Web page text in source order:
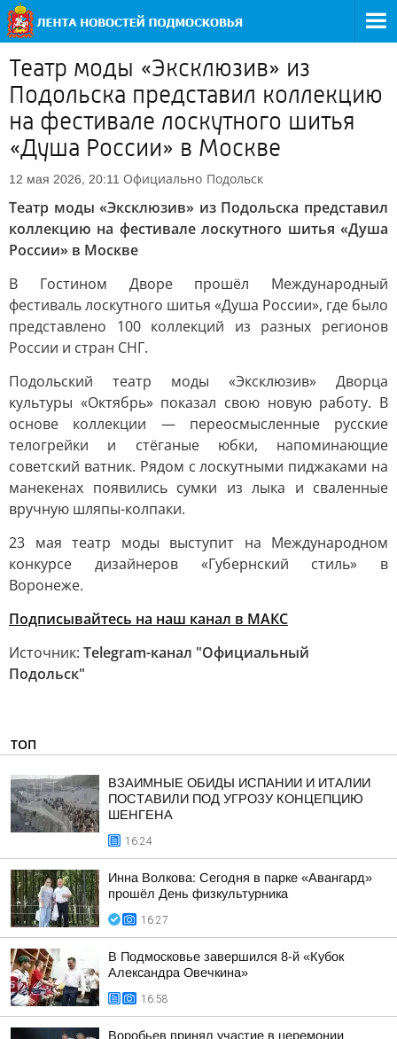
Театр моды «Эксклюзив» из
Подольска представил коллекцию
на фестивале лоскутного шитья
«Душа России» в Москве
12 мая 2026, 20:11 Официально Подольск
Театр моды «Эксклюзив» из Подольска представил
коллекцию на фестивале лоскутного шитья «Душа
России» в Москве
В Гостином Дворе прошёл Международный
фестиваль лоскутного шитья «Душа России», где было
представлено 100 коллекций из разных регионов
России и стран СНГ.
Подольский театр моды «Эксклюзив» Дворца
культуры «Октябрь» показал свою новую работу. В
основе коллекции — переосмысленные русские
телогрейки и стёганые юбки, напоминающие
советский ватник. Рядом с лоскутными пиджаками на
манекенах появились сумки из лыка и сваленные
вручную шляпы-колпаки.
23 мая театр моды выступит на Международном
конкурсе дизайнеров «Губернский стиль» в
Воронеже.
Подписывайтесь на наш канал в МАКС
Источник: Telegram-канал "Официальный
Подольск"
ТОП
ВЗАИМНЫЕ ОБИДЫ ИСПАНИИ И ИТАЛИИ
ПОСТАВИЛИ ПОД УГРОЗУ КОНЦЕПЦИЮ
ШЕНГЕНА
16:24
Инна Волкова: Сегодня в парке «Авангард»
прошёл День физкультурника
16:27
В Подмосковье завершился 8-й «Кубок
Александра Овечкина»
16:58
Воробьев принял участие в церемонии